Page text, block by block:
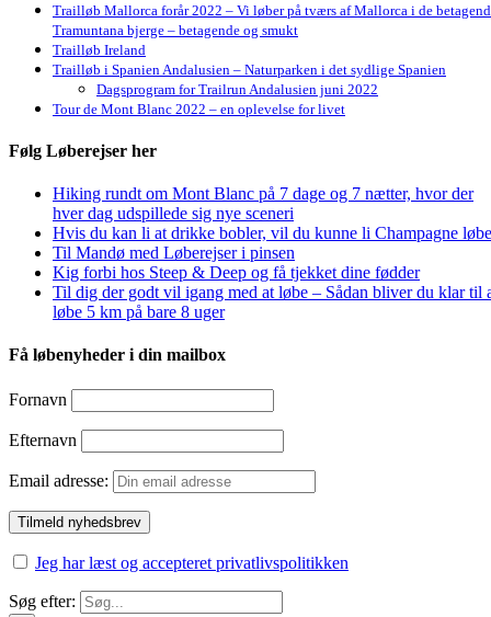
Trailløb Mallorca forår 2022 – Vi løber på tværs af Mallorca i de
Tramuntana bjerge – betagende og smukt
Trailløb Ireland
Trailløb i Spanien Andalusien – Naturparken i det sydlige Spanien
Dagsprogram for Trailrun Andalusien juni 2022
Tour de Mont Blanc 2022 – en oplevelse for livet
Følg Løberejser her
Hiking rundt om Mont Blanc på 7 dage og 7 nætter, hvor der
hver dag udspillede sig nye sceneri
Hvis du kan li at drikke bobler, vil du kunne li Champagne
Til Mandø med Løberejser i pinsen
Kig forbi hos Steep & Deep og få tjekket dine fødder
Til dig der godt vil igang med at løbe – Sådan bliver du klar til
løbe 5 km på bare 8 uger
Få løbenyheder i din mailbox
Fornavn
Efternavn
Email adresse:
Jeg har læst og accepteret privatlivspolitikken
Søg efter: